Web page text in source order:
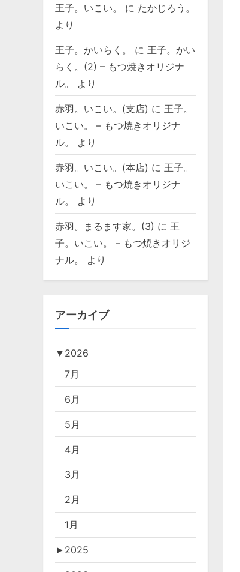
王子。いこい。 に たかじろう。
より
王子。かいらく。 に 王子。かい
らく。(2) – もつ焼きオリジナ
ル。
より
赤羽。いこい。(支店) に 王子。
いこい。 – もつ焼きオリジナ
ル。
より
赤羽。いこい。(本店) に 王子。
いこい。 – もつ焼きオリジナ
ル。
より
赤羽。まるます家。(3) に 王
子。いこい。 – もつ焼きオリジ
ナル。
より
アーカイブ
▼ 2026
7月
6月
5月
4月
3月
2月
1月
► 2025